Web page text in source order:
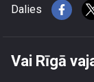
Dalies
Vai Rīgā